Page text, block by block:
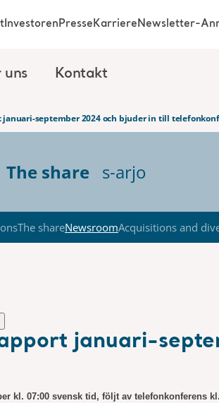
uns Kontakt
InvestorenPresseKarriereNewsletter-
september 2024 och bjuder in till
The share s-arjo
The shareNewsroomAcquisitions and
januari-
kl. 07:00 svensk tid, följt av telefonkonferens